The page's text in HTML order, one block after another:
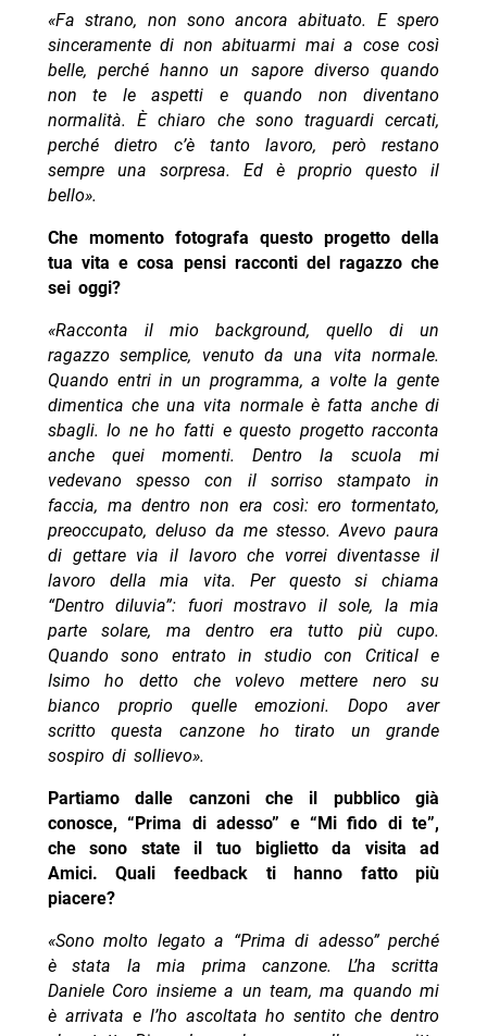
«Fa strano, non sono ancora abituato. E spero
sinceramente di non abituarmi mai a cose così
belle, perché hanno un sapore diverso quando
non te le aspetti e quando non diventano
normalità. È chiaro che sono traguardi cercati,
perché dietro c’è tanto lavoro, però restano
sempre una sorpresa. Ed è proprio questo il
bello».
Che momento fotografa questo progetto della
tua vita e cosa pensi racconti del ragazzo che
sei oggi?
«Racconta il mio background, quello di un
ragazzo semplice, venuto da una vita normale.
Quando entri in un programma, a volte la gente
dimentica che una vita normale è fatta anche di
sbagli. Io ne ho fatti e questo progetto racconta
anche quei momenti. Dentro la scuola mi
vedevano spesso con il sorriso stampato in
faccia, ma dentro non era così: ero tormentato,
preoccupato, deluso da me stesso. Avevo paura
di gettare via il lavoro che vorrei diventasse il
lavoro della mia vita. Per questo si chiama
“Dentro diluvia”: fuori mostravo il sole, la mia
parte solare, ma dentro era tutto più cupo.
Quando sono entrato in studio con Critical e
Isimo ho detto che volevo mettere nero su
bianco proprio quelle emozioni. Dopo aver
scritto questa canzone ho tirato un grande
sospiro di sollievo».
Partiamo dalle canzoni che il pubblico già
conosce, “Prima di adesso” e “Mi fido di te”,
che sono state il tuo biglietto da visita ad
Amici. Quali feedback ti hanno fatto più
piacere?
«Sono molto legato a “Prima di adesso” perché
è stata la mia prima canzone. L’ha scritta
Daniele Coro insieme a un team, ma quando mi
è arrivata e l’ho ascoltata ho sentito che dentro